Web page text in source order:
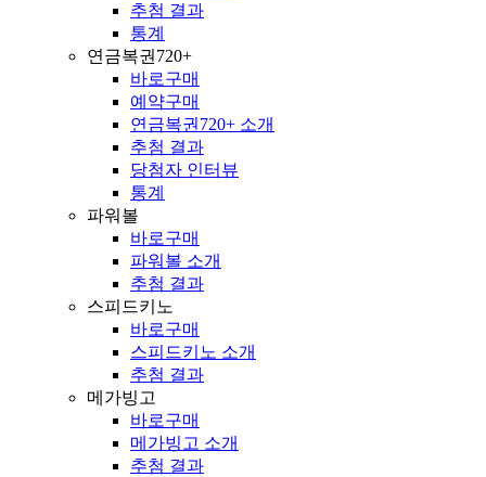
추첨 결과
통계
연금복권720+
바로구매
예약구매
연금복권720+ 소개
추첨 결과
당첨자 인터뷰
통계
파워볼
바로구매
파워볼 소개
추첨 결과
스피드키노
바로구매
스피드키노 소개
추첨 결과
메가빙고
바로구매
메가빙고 소개
추첨 결과